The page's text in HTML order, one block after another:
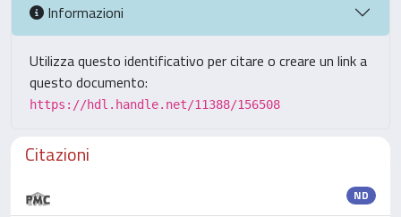
Informazioni
Utilizza questo identificativo per citare o creare un link a
questo documento:
https://hdl.handle.net/11388/156508
Citazioni
ND